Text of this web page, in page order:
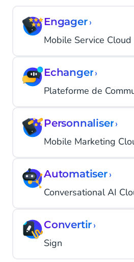
Engager›
Mobile Service Cloud
Echanger›
Plateforme de
Personnaliser›
Mobile Marketing
Automatiser›
Conversational AI
Convertir›
Sign